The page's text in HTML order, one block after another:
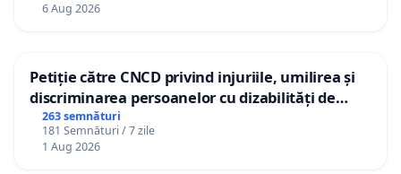
6 Aug 2026
Petiție către CNCD privind injuriile, umilirea și
discriminarea persoanelor cu dizabilități de
către utilizatorul TikTok „Gorici”
263 semnături
181 Semnături / 7 zile
1 Aug 2026